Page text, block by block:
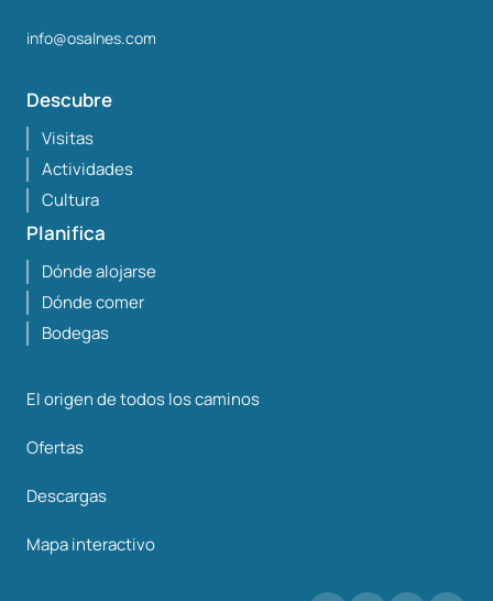
info@osalnes.com
Descubre
Visitas
Actividades
Cultura
Planifica
Dónde alojarse
Dónde comer
Bodegas
El origen de todos los caminos
Ofertas
Descargas
Mapa interactivo